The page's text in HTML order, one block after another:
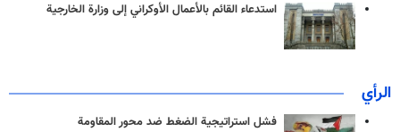
استدعاء القائم بالأعمال الأوكراني إلى وزارة الخارجية
الرأي
فشل استراتيجية الضغط ضد محور المقاومة